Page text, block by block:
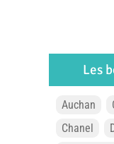
Les
Auchan
Chanel